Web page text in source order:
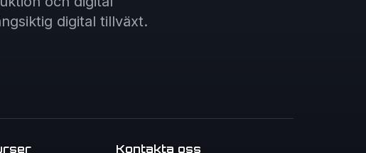
digital tillväxt.
Kontakta oss